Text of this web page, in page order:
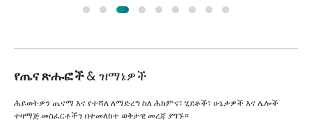
የጤና ጽሑፎች& ዝማኔዎች
ሕይወትዎን ጤናማ እና የተሻለ ለማድረግ ስለ ሕክምና፣ ሂደቶች፣ ሁኔታዎች እና ሌሎች
ተዛማጅ መስፈርቶችን በተመለከተ ወቅታዊ መረጃ ያግኙ።